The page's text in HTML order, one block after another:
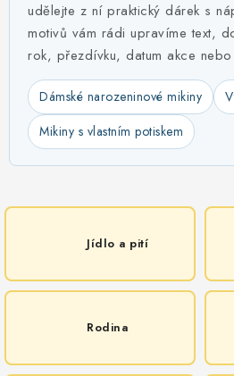
PROVIZNÍ SYSTÉM
O nás Časté otázky
Doprava a
Obchodní podmínky
Zásady zpracování ochrany osobních
Kontakty
udělejte z ní praktický dárek s
motivů vám rádi upravíme text,
rok, přezdívku, datum akce nebo
Dámské narozeninové mikiny
Mikiny s vlastním potiskem
Jídlo a pití
Rodina